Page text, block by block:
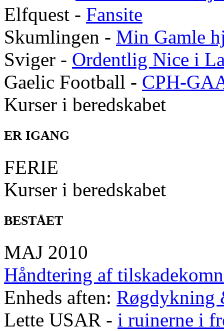
Elfquest - Fansite
Skumlingen - Min Gamle
Sviger - Ordentlig Nice i
Gaelic Football - CPH-
Kurser i beredskabet
ER IGANG
FERIE
Kurser i beredskabet
BESTÅET
MAJ 2010
Håndtering af
Enheds aften: Røgdykning
Lette USAR - i ruinerne i